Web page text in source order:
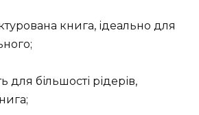
книга, ідеально для
для більшості рідерів,